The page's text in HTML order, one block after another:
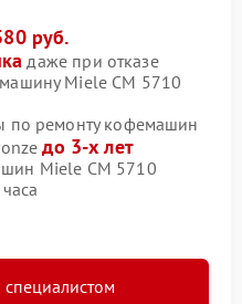
руб.
даже при отказе
Miele CM 5710
по ремонту кофемашин
до 3-х лет
Miele CM 5710
специалистом